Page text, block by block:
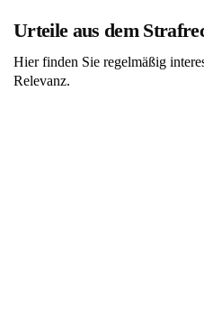
Urteile aus dem
Hier finden Sie regelmäßig
Relevanz.